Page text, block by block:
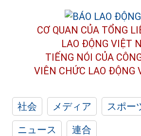
CƠ QUAN CỦA TỔNG
LAO ĐỘNG VIỆT
TIẾNG NÓI CỦA
VIÊN CHỨC LAO ĐỘNG
社会 メディア スポー
ニュース
連合